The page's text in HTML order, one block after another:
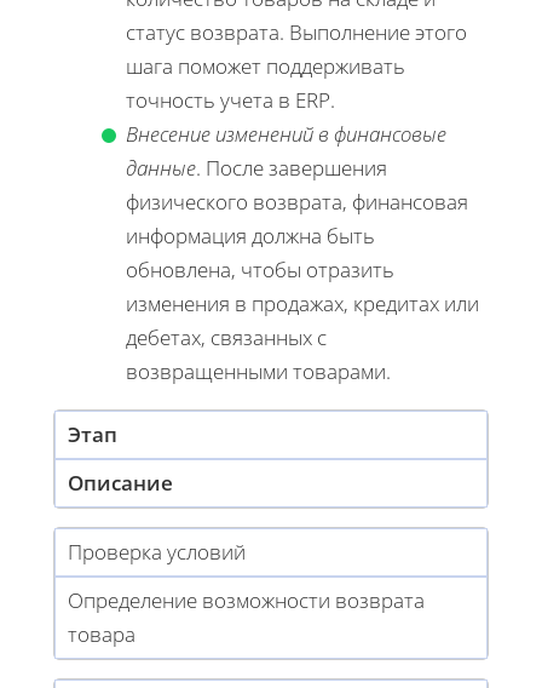
статус возврата. Выполнение этого
шага поможет поддерживать
точность учета в ERP.
Внесение изменений в финансовые
данные. После завершения
физического возврата, финансовая
информация должна быть
обновлена, чтобы отразить
изменения в продажах, кредитах или
дебетах, связанных с
возвращенными товарами.
Этап
Описание
Проверка условий
Определение возможности возврата
товара